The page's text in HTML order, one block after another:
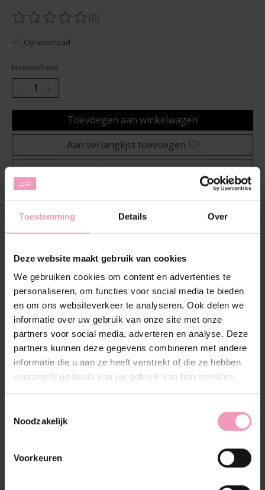
Toestemming Details Over
Deze website maakt gebruik van cookies
We gebruiken cookies om content en advertenties te
personaliseren, om functies voor social media te bieden
en om ons websiteverkeer te analyseren. Ook delen we
informatie over uw gebruik van onze site met onze
partners voor social media, adverteren en analyse. Deze
partners kunnen deze gegevens combineren met andere
informatie die u aan ze heeft verstrekt of die ze hebben
verzameld op basis van uw gebruik van hun services.
Noodzakelijk
Voorkeuren
De beoordeling van dit product is
(0)
Op voorraad
Hoeveelheid:
Toevoegen aan winkelwagen
Aan verlanglijst toevoegen
Plaats bestelling
Toevoegen om te vergelijken
Douchegel Diamante Ylang
Ylang
Is de geurlijn Diamante Ylang Ylang jouw favoriet?
Dan mag de douchegel Ylang Ylang niet ontbreken.
Het is een mix van de bestellergeur Diamante met de
exotische charme van Ylang Ylang. Een betoverende
gele bloem uit Indonesië die een beetje jasmijnachtig
ruikt, maar ook wat weg heeft van narcissen. Het rijke,
heerlijk verzorgend gevoel achter. Slechts een kleine